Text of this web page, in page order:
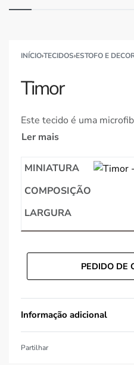
INÍCIO›TECIDOS›ESTOFO E
Timor
PEDIDO DE
Informação adicional
Partilhar